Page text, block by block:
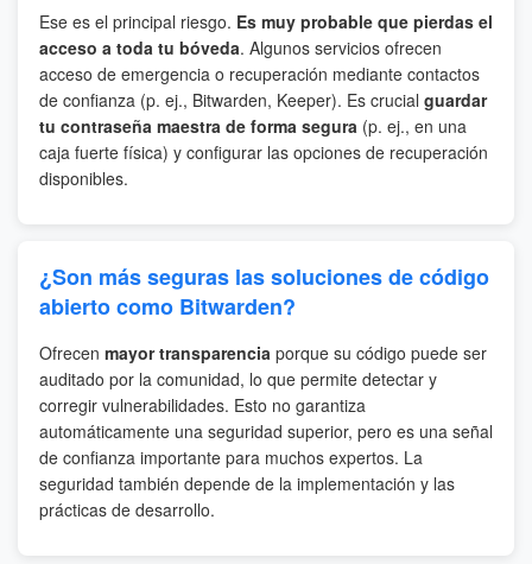
Ese es el principal riesgo. Es muy probable que pierdas el
acceso a toda tu bóveda. Algunos servicios ofrecen
acceso de emergencia o recuperación mediante contactos
de confianza (p. ej., Bitwarden, Keeper). Es crucial guardar
tu contraseña maestra de forma segura (p. ej., en una
caja fuerte física) y configurar las opciones de recuperación
disponibles.
¿Son más seguras las soluciones de código
abierto como Bitwarden?
Ofrecen mayor transparencia porque su código puede ser
auditado por la comunidad, lo que permite detectar y
corregir vulnerabilidades. Esto no garantiza
automáticamente una seguridad superior, pero es una señal
de confianza importante para muchos expertos. La
seguridad también depende de la implementación y las
prácticas de desarrollo.